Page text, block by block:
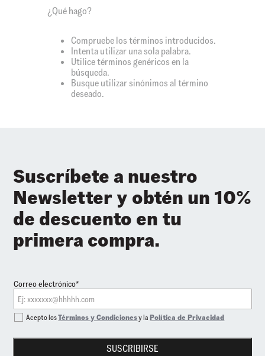
¿Qué hago?
Compruebe los términos introducidos.
Intenta utilizar una sola palabra.
Utilice términos genéricos en la
búsqueda.
Busque utilizar sinónimos al término
deseado.
Suscríbete a nuestro
Newsletter y obtén un 10%
de descuento en tu
primera compra.
Correo electrónico*
SUSCRIBIRSE
Acepto losTérminos y Condicionesy laPolítica de Privacidad